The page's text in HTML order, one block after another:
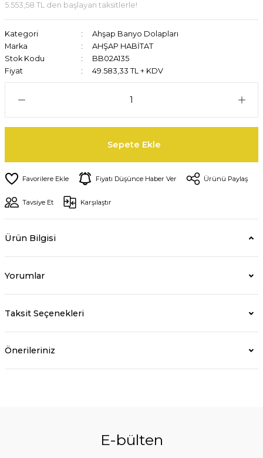
5.553,58 TL den başlayan taksitlerle!
Kategori
Ahşap Banyo Dolapları
Marka
AHŞAP HABİTAT
Stok Kodu
BB02A135
Fiyat
49.583,33 TL + KDV
Sepete Ekle
Fiyatı Düşünce Haber Ver Ürünü Paylaş
Tavsiye Et Karşılaştır
Ürün Bilgisi
Yorumlar
Taksit Seçenekleri
Önerileriniz
E-bülten